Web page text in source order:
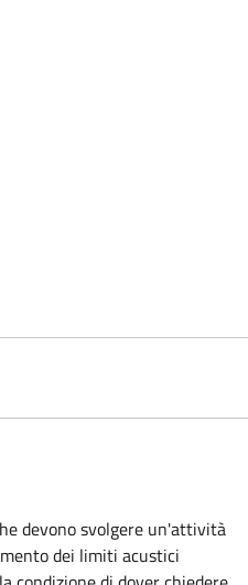
devono svolgere un'attività
dei limiti acustici